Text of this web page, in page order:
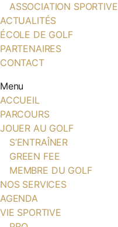
ASSOCIATION SPORTIVE
ACTUALITÉS
ÉCOLE DE GOLF
PARTENAIRES
CONTACT
Menu
ACCUEIL
PARCOURS
JOUER AU GOLF
S’ENTRAÎNER
GREEN FEE
MEMBRE DU GOLF
NOS SERVICES
AGENDA
VIE SPORTIVE